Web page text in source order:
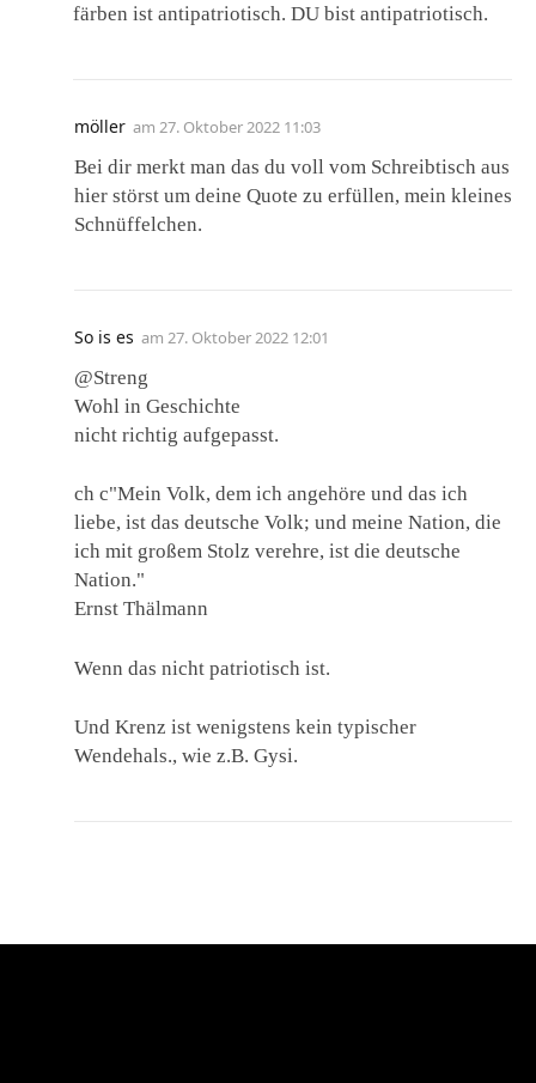
färben ist antipatriotisch. DU bist antipatriotisch.
möller am 27. Oktober 2022 11:03
Bei dir merkt man das du voll vom Schreibtisch aus
hier störst um deine Quote zu erfüllen, mein kleines
Schnüffelchen.
So is es am 27. Oktober 2022 12:01
@Streng
Wohl in Geschichte
nicht richtig aufgepasst.
ch c"Mein Volk, dem ich angehöre und das ich
liebe, ist das deutsche Volk; und meine Nation, die
ich mit großem Stolz verehre, ist die deutsche
Nation."
Ernst Thälmann
Wenn das nicht patriotisch ist.
Und Krenz ist wenigstens kein typischer
Wendehals., wie z.B. Gysi.